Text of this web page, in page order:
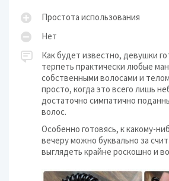
Простота использования
Нет
Как будет известно, девушки
терпеть практически любые
собственными волосами и
просто, когда это всего лишь
достаточно симпатично
волос.
Особенно готовясь, к какому-
вечеру можно буквально за
выглядеть крайне роскошно и